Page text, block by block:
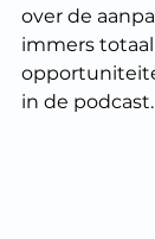
over de
immers
in de podcast.